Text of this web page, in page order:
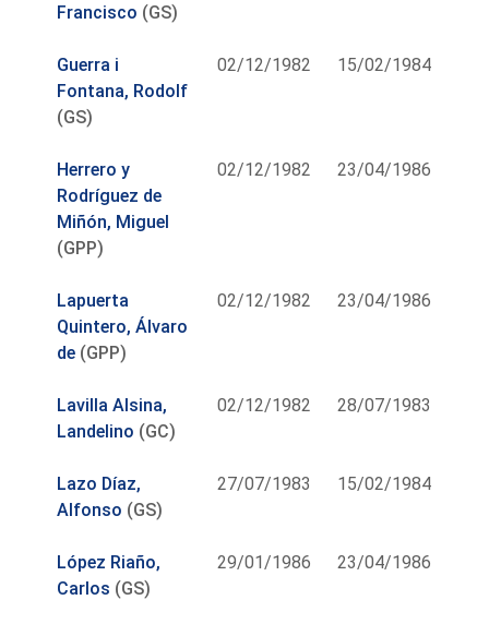
Francisco (GS)
Guerra i
Fontana, Rodolf
(GS)
02/12/1982 15/02/1984
Herrero y
Rodríguez de
Miñón, Miguel
(GPP)
02/12/1982 23/04/1986
Lapuerta
Quintero, Álvaro
de (GPP)
02/12/1982 23/04/1986
Lavilla Alsina,
Landelino (GC)
02/12/1982 28/07/1983
Lazo Díaz,
Alfonso (GS)
27/07/1983 15/02/1984
López Riaño,
Carlos (GS)
29/01/1986 23/04/1986